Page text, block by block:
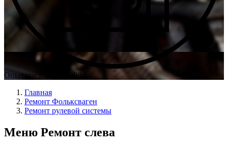
Опыт мастеров с 2008 г.
Главная
Ремонт Фольксваген
Ремонт рулевой системы
Меню Ремонт слева